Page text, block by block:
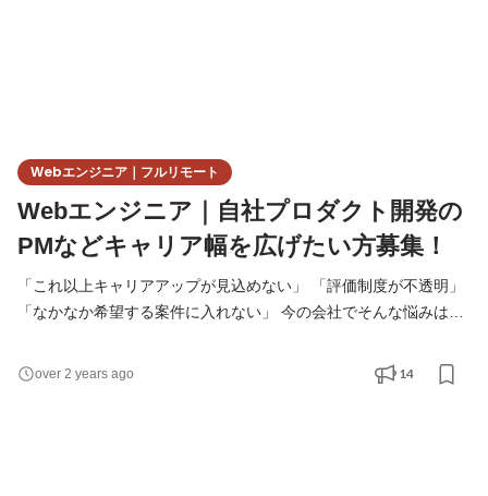
Webエンジニア｜フルリモート
Webエンジニア｜自社プロダクト開発の
PMなどキャリア幅を広げたい方募集！
「これ以上キャリアアップが見込めない」 「評価制度が不透明」
「なかなか希望する案件に入れない」 今の会社でそんな悩みはあ
にお話できればと思います。 当社は”完全自己資本経営”を創業以
来貫いており、 日本で一番、『エンジニアにおけるキャリアパ
over 2 years ago 14